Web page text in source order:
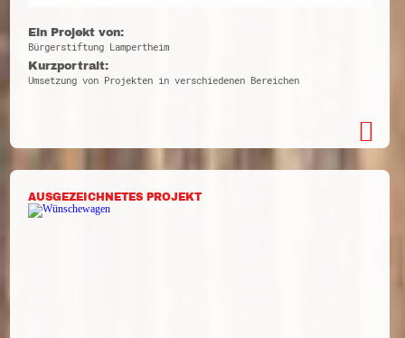
Ein Projekt von:
Bürgerstiftung Lampertheim
Kurzportrait:
Umsetzung von Projekten in verschiedenen Bereichen
AUSGEZEICHNETES PROJEKT